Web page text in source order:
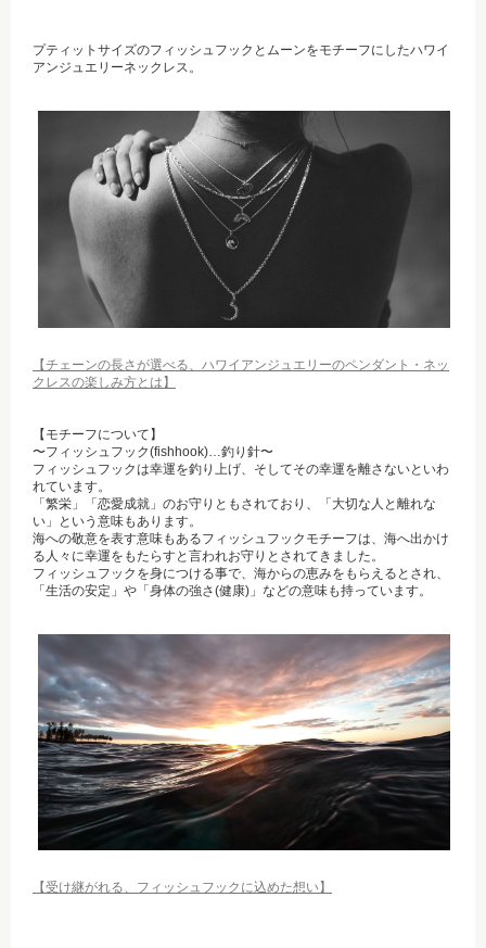
プティットサイズのフィッシュフックとムーンをモチーフにしたハワイ
アンジュエリーネックレス。
【チェーンの長さが選べる、ハワイアンジュエリーのペンダント・ネッ
クレスの楽しみ方とは】
【モチーフについて】
〜フィッシュフック(fishhook)…釣り針〜
フィッシュフックは幸運を釣り上げ、そしてその幸運を離さないといわ
れています。
「繁栄」「恋愛成就」のお守りともされており、「大切な人と離れな
い」という意味もあります。
海への敬意を表す意味もあるフィッシュフックモチーフは、海へ出かけ
る人々に幸運をもたらすと言われお守りとされてきました。
フィッシュフックを身につける事で、海からの恵みをもらえるとされ、
「生活の安定」や「身体の強さ(健康)」などの意味も持っています。
【受け継がれる、フィッシュフックに込めた想い】